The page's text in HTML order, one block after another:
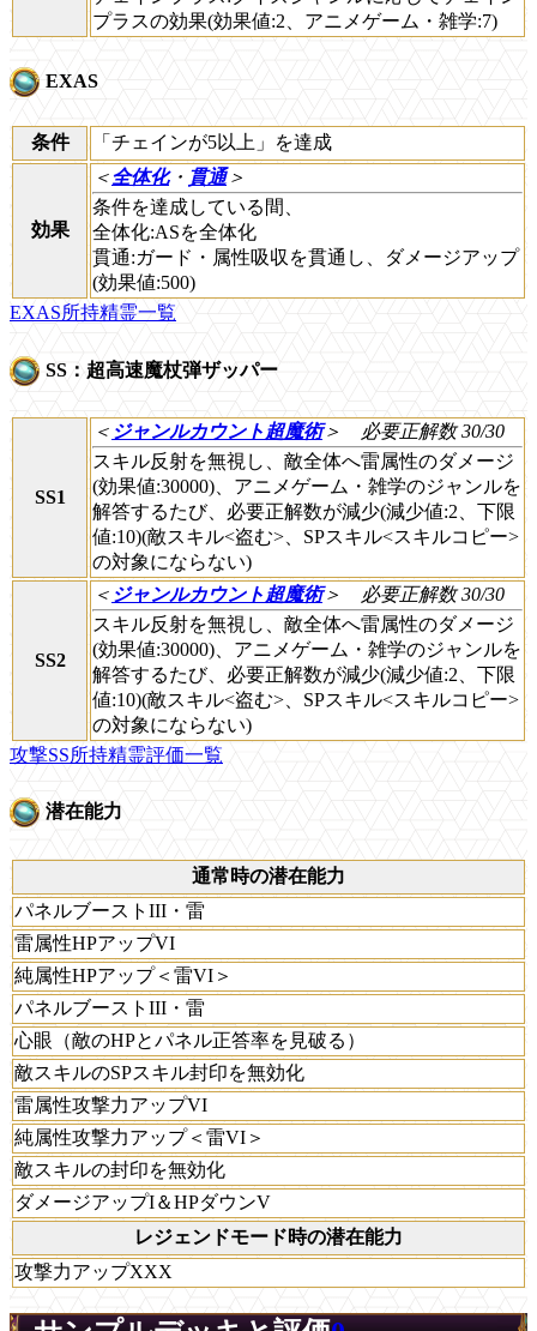
プラスの効果(効果値:2、アニメゲーム・雑学:7)
EXAS
条件 「チェインが5以上」を達成
効果
＜全体化・ 貫通＞
条件を達成している間、
全体化:ASを全体化
貫通:ガード・属性吸収を貫通し、ダメージアップ
(効果値:500)
EXAS所持精霊一覧
SS：超高速魔杖弾ザッパー
SS1
＜ ジャンルカウント超魔術＞
必要正解数 30/30
スキル反射を無視し、敵全体へ雷属性のダメージ
(効果値:30000)、アニメゲーム・雑学のジャンルを
解答するたび、必要正解数が減少(減少値:2、下限
値:10)(敵スキル<盗む>、SPスキル<スキルコピー>
の対象にならない)
SS2
＜ ジャンルカウント超魔術＞
必要正解数 30/30
スキル反射を無視し、敵全体へ雷属性のダメージ
(効果値:30000)、アニメゲーム・雑学のジャンルを
解答するたび、必要正解数が減少(減少値:2、下限
値:10)(敵スキル<盗む>、SPスキル<スキルコピー>
の対象にならない)
攻撃SS所持精霊評価一覧
潜在能力
通常時の潜在能力
パネルブーストIII・雷
雷属性HPアップVI
純属性HPアップ＜雷VI＞
パネルブーストIII・雷
心眼（敵のHPとパネル正答率を見破る）
敵スキルのSPスキル封印を無効化
雷属性攻撃力アップVI
純属性攻撃力アップ＜雷VI＞
敵スキルの封印を無効化
ダメージアップI＆HPダウンV
レジェンドモード時の潜在能力
攻撃力アップXXX